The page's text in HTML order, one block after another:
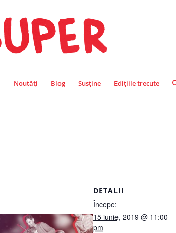
Noutăți Blog Susține Edițiile trecute
DETALII
Începe:
15 iunie, 2019 @ 11:00
pm